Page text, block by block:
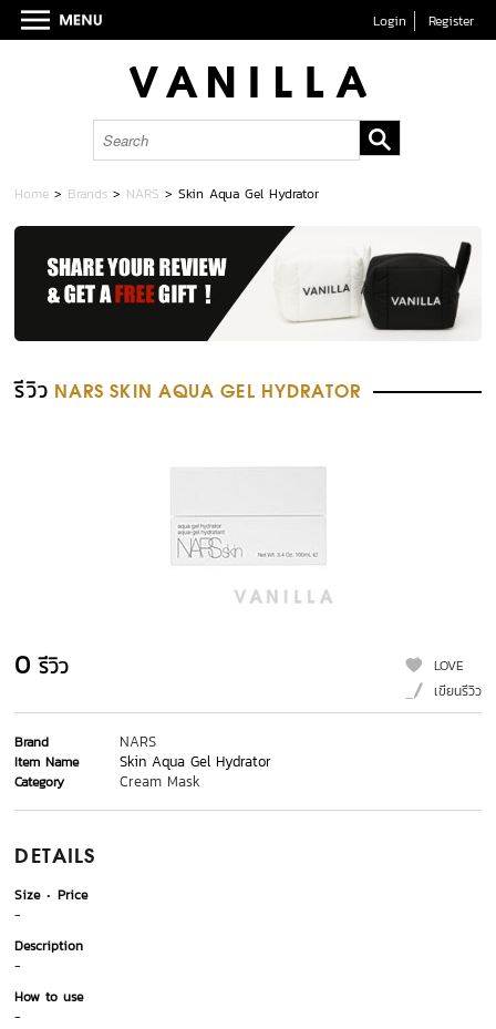
Login Register
Home > Brands > NARS >Skin Aqua Gel Hydrator
รีวิว NARS SKIN AQUA GEL HYDRATOR
0 รีวิว
LOVE
เขียนรีวิว
Brand NARS
Item Name Skin Aqua Gel Hydrator
Category Cream Mask
DETAILS
Size
Price
-
Description
-
How to use
-